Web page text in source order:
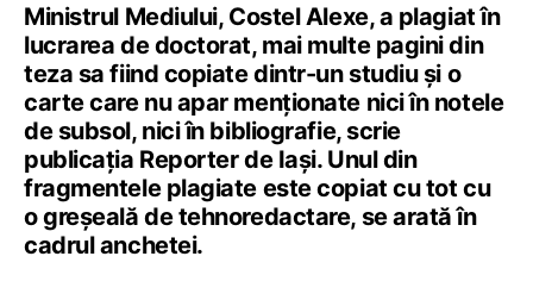
Ministrul Mediului, Costel Alexe, a plagiat în
lucrarea de doctorat, mai multe pagini din
teza sa fiind copiate dintr-un studiu și o
carte care nu apar menționate nici în notele
de subsol, nici în bibliografie, scrie
publicația Reporter de Iași. Unul din
fragmentele plagiate este copiat cu tot cu
o greșeală de tehnoredactare, se arată în
cadrul anchetei.